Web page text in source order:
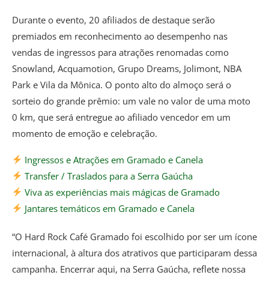
Durante o evento, 20 afiliados de destaque serão
premiados em reconhecimento ao desempenho nas
vendas de ingressos para atrações renomadas como
Snowland, Acquamotion, Grupo Dreams, Jolimont, NBA
Park e Vila da Mônica. O ponto alto do almoço será o
sorteio do grande prêmio: um vale no valor de uma moto
0 km, que será entregue ao afiliado vencedor em um
momento de emoção e celebração.
Ingressos e Atrações em Gramado e Canela
Transfer / Traslados para a Serra Gaúcha
Viva as experiências mais mágicas de Gramado
Jantares temáticos em Gramado e Canela
“O Hard Rock Café Gramado foi escolhido por ser um ícone
internacional, à altura dos atrativos que participaram dessa
campanha. Encerrar aqui, na Serra Gaúcha, reflete nossa